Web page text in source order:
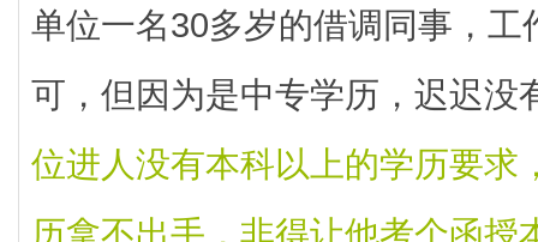
单位一名30多岁的借调同事，工
可，但因为是中专学历，迟迟没
位进人没有本科以上的学历要求
历拿不出手，非得让他考个函授